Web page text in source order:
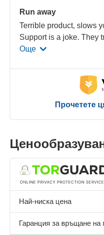
Run away
Terrible product, slows
Support is a joke. They
Още
Прочетете
Най-ниска цена
Гаранция за връщане на